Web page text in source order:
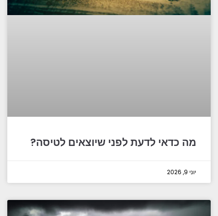
מה כדאי לדעת לפני שיוצאים לטיסה?
יוני 9, 2026